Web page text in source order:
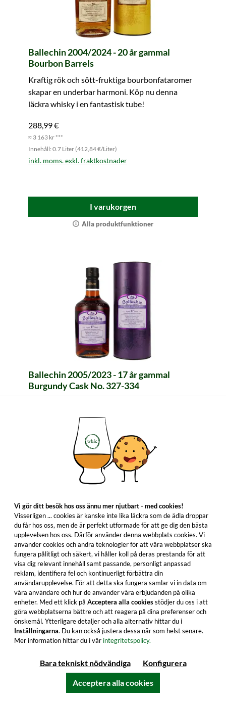
Ballechin 2004/2024 - 20 år gammal
Bourbon Barrels
Kraftig rök och sött-fruktiga bourbonfataromer
skapar en underbar harmoni. Köp nu denna
läckra whisky i en fantastisk tube!
288,99 €
≈ 3 163 kr ***
Innehåll: 0.7 Liter (412,84 €/Liter)
inkl. moms. exkl. fraktkostnader
I varukorgen
Alla produktfunktioner
Ballechin 2005/2023 - 17 år gammal
Burgundy Cask No. 327-334
Innehåll: 0.7 Liter (361,41 €/Liter)
inkl. moms. exkl. fraktkostnader
I varukorgen
Alla produktfunktioner
Vi gör ditt besök hos oss ännu mer njutbart - med cookies!
Visserligen ... cookies är kanske inte lika läckra som de ädla droppar
du får hos oss, men de är perfekt utformade för att ge dig den bästa
upplevelsen hos oss. Därför använder denna webbplats cookies. Vi
använder cookies och andra teknologier för att våra webbplatser ska
fungera pålitligt och säkert, vi håller koll på deras prestanda för att
visa dig relevant innehåll samt passande, personligt anpassad
reklam, identifiera fel och kontinuerligt förbättra din
användarupplevelse. För att detta ska fungera samlar vi in data om
våra användare och hur de använder våra erbjudanden på olika
enheter. Med ett klick på Acceptera alla cookiesstödjer du oss i att
göra webbplatserna bättre och att reagera på dina preferenser och
önskemål. Ytterligare detaljer och alla alternativ hittar du i
Inställningarna. Du kan också justera dessa när som helst senare.
Mer information hittar du i vår integritetspolicy.
Bara tekniskt nödvändiga Konfigurera
Acceptera alla cookies